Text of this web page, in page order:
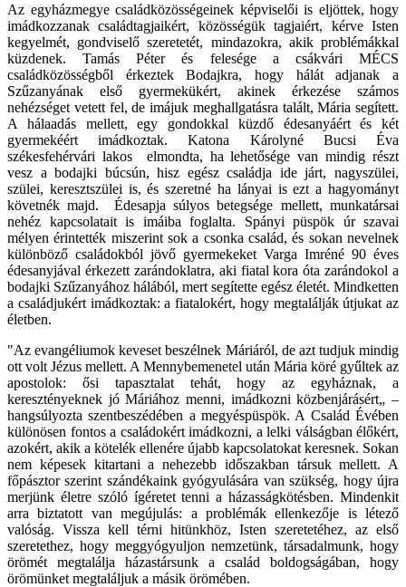
Az egyházmegye családközösségeinek képviselői is eljöttek, hogy
imádkozzanak családtagjaikért, közösségük tagjaiért, kérve Isten
kegyelmét, gondviselő szeretetét, mindazokra, akik problémákkal
küzdenek. Tamás Péter és felesége a csákvári MÉCS
családközösségből érkeztek Bodajkra, hogy hálát adjanak a
Szűzanyának első gyermekükért, akinek érkezése számos
nehézséget vetett fel, de imájuk meghallgatásra talált, Mária segített.
A hálaadás mellett, egy gondokkal küzdő édesanyáért és két
gyermekéért imádkoztak. Katona Károlyné Bucsi Éva
székesfehérvári lakos elmondta, ha lehetősége van mindig részt
vesz a bodajki búcsún, hisz egész családja ide járt, nagyszülei,
szülei, keresztszülei is, és szeretné ha lányai is ezt a hagyományt
követnék majd. Édesapja súlyos betegsége mellett, munkatársai
nehéz kapcsolatait is imáiba foglalta. Spányi püspök úr szavai
mélyen érintették miszerint sok a csonka család, és sokan nevelnek
különböző családokból jövő gyermekeket Varga Imréné 90 éves
édesanyjával érkezett zarándoklatra, aki fiatal kora óta zarándokol a
bodajki Szűzanyához hálából, mert segítette egész életét. Mindketten
a családjukért imádkoztak: a fiatalokért, hogy megtalálják útjukat az
életben.
"Az evangéliumok keveset beszélnek Máriáról, de azt tudjuk mindig
ott volt Jézus mellett. A Mennybemenetel után Mária köré gyűltek az
apostolok: ősi tapasztalat tehát, hogy az egyháznak, a
keresztényeknek jó Máriához menni, imádkozni közbenjárásért„ –
hangsúlyozta szentbeszédében a megyéspüspök. A Család Évében
különösen fontos a családokért imádkozni, a lelki válságban élőkért,
azokért, akik a kötelék ellenére újabb kapcsolatokat keresnek. Sokan
nem képesek kitartani a nehezebb időszakban társuk mellett. A
főpásztor szerint szándékaink gyógyulására van szükség, hogy újra
merjünk életre szóló ígéretet tenni a házasságkötésben. Mindenkit
arra biztatott van megújulás: a problémák ellenkezője is létező
valóság. Vissza kell térni hitünkhöz, Isten szeretetéhez, az első
szeretethez, hogy meggyógyuljon nemzetünk, társadalmunk, hogy
örömét megtalálja házastársunk a család boldogságában, hogy
örömünket megtaláljuk a másik örömében.